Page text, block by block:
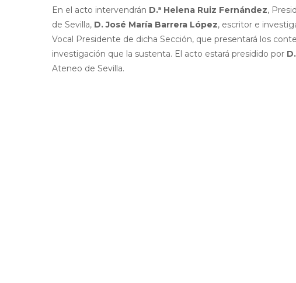
En el acto intervendrán D.ª Helena Ruiz Fernández,
de Sevilla, D. José María Barrera López, escritor e
Vocal Presidente de dicha Sección, que presentará los
investigación que la sustenta. El acto estará presidido por
Ateneo de Sevilla.